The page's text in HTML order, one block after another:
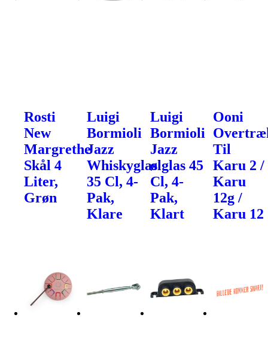
Rosti
New
Margrethe
Skål 4
Liter,
Grøn
Luigi
Bormioli
Jazz
Whiskyglas
35 Cl, 4-
Pak,
Klare
Luigi
Bormioli
Jazz
ølglas 45
Cl, 4-
Pak,
Klart
Ooni
Til
Karu 2 /
Karu
12g /
Karu 12